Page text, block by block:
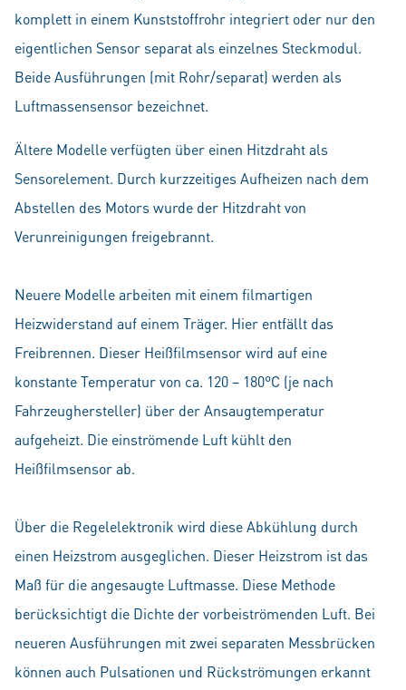
komplett in einem Kunststoffrohr integriert oder nur den
eigentlichen Sensor separat als einzelnes Steckmodul.
Beide Ausführungen (mit Rohr/separat) werden als
Luftmassensensor bezeichnet.
Ältere Modelle verfügten über einen Hitzdraht als
Sensorelement. Durch kurzzeitiges Aufheizen nach dem
Abstellen des Motors wurde der Hitzdraht von
Verunreinigungen freigebrannt.
Neuere Modelle arbeiten mit einem filmartigen
Heizwiderstand auf einem Träger. Hier entfällt das
Freibrennen. Dieser Heißfilmsensor wird auf eine
konstante Temperatur von ca. 120 – 180°C (je nach
Fahrzeughersteller) über der Ansaugtemperatur
aufgeheizt. Die einströmende Luft kühlt den
Heißfilmsensor ab.
Über die Regelelektronik wird diese Abkühlung durch
einen Heizstrom ausgeglichen. Dieser Heizstrom ist das
Maß für die angesaugte Luftmasse. Diese Methode
berücksichtigt die Dichte der vorbeiströmenden Luft. Bei
neueren Ausführungen mit zwei separaten Messbrücken
können auch Pulsationen und Rückströmungen erkannt